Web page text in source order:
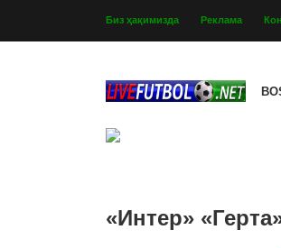
Биз ҳақимизда Реклама
«Интер»